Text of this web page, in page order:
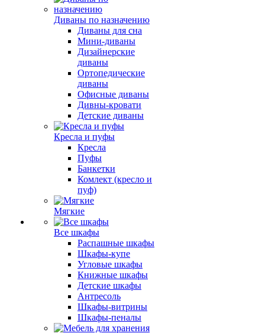
Диваны по назначению
Диваны для сна
Мини-диваны
Дизайнерские
диваны
Ортопедические
диваны
Офисные диваны
Дивны-кровати
Детские диваны
Кресла и пуфы
Кресла
Пуфы
Банкетки
Комлект (кресло и
пуф)
Мягкие
Все шкафы
Распашные шкафы
Шкафы-купе
Угловые шкафы
Книжные шкафы
Детские шкафы
Антресоль
Шкафы-витрины
Шкафы-пеналы